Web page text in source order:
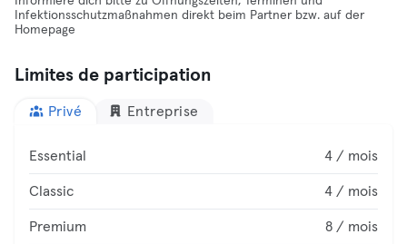
Infektionsschutzmaßnahmen direkt beim Partner bzw. auf der
Homepage
Limites de participation
Privé Entreprise
Essential 4 / mois
Classic 4 / mois
Premium 8 / mois